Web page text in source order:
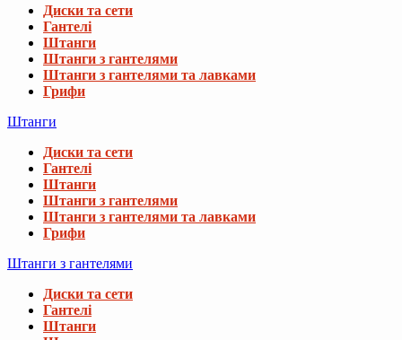
Диски та сети
Гантелі
Штанги
Штанги з гантелями
Штанги з гантелями та лавками
Грифи
Штанги
Диски та сети
Гантелі
Штанги
Штанги з гантелями
Штанги з гантелями та лавками
Грифи
Штанги з гантелями
Диски та сети
Гантелі
Штанги